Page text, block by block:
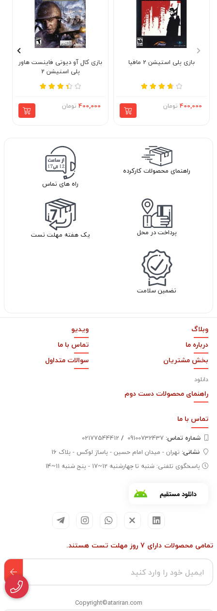
بازی پلی استیشن 2 مافیا
400,000 تومان
بازی کال آو دیوتی فاینست هاور
پلی استیشن 2
400,000 تومان
راهنمای محصولات کارکرده
راه های تماس
پرداخت در محل یک هفته مهلت تست
تضمین سلامت
وبلاگ
ویدیو
درباره ما
تماس با ما
بخش مشتریان
دانلود
سوالات متداول
راهنمای محصولات دست دوم
تماس با ما
شماره تماس‌: /
02177544412
نشانی: تهران - میدان امام حسین - پاساژ لوکس - پلاک 16
پاسخگوی تلفنی: شنبه تا چهارشنبه 12~17 - پنج شنبه 11~14
تمامی محصولات دارای 7 روز مهلت تست هستند.
Copyright©atariran.com